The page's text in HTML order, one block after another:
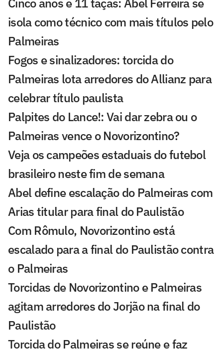
isola como técnico com mais títulos pelo
Palmeiras
Fogos e sinalizadores: torcida do
Palmeiras lota arredores do Allianz para
celebrar título paulista
Palpites do Lance!: Vai dar zebra ou o
Palmeiras vence o Novorizontino?
Veja os campeões estaduais do futebol
brasileiro neste fim de semana
Abel define escalação do Palmeiras com
Arias titular para final do Paulistão
Com Rômulo, Novorizontino está
escalado para a final do Paulistão contra
o Palmeiras
Torcidas de Novorizontino e Palmeiras
agitam arredores do Jorjão na final do
Paulistão
Torcida do Palmeiras se reúne e faz